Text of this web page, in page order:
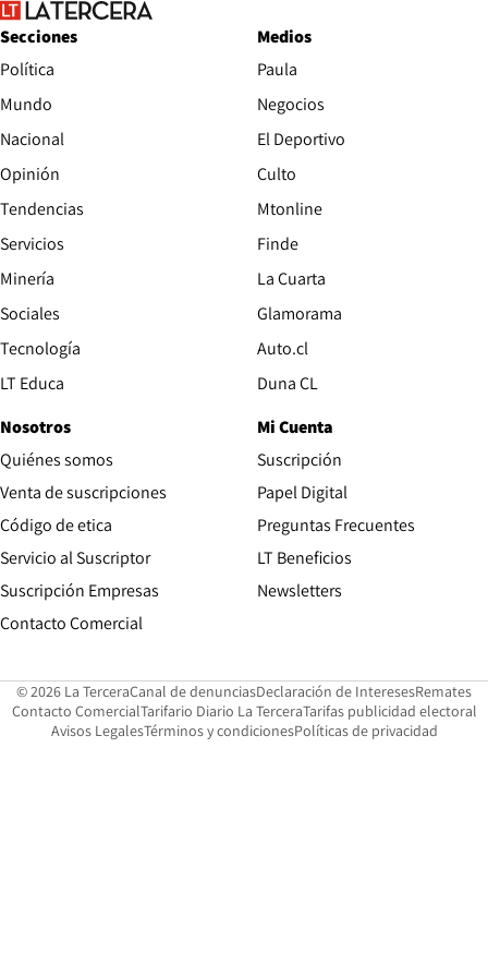
Secciones
Política
Mundo
Nacional
Opinión
Tendencias
Servicios
Minería
Sociales
Tecnología
LT Educa
Medios
Paula
Negocios
El Deportivo
Culto
Mtonline
Finde
La Cuarta
Glamorama
Auto.cl
Duna CL
Nosotros
Quiénes somos
Venta de suscripciones
Código de etica Opens in new window
Servicio al Suscriptor
Suscripción Empresas
Contacto Comercial
Mi Cuenta
Suscripción
Papel Digital
Preguntas Frecuentes
LT Beneficios
Newsletters
© 2026 La TerceraCanal de denunciasOpens in new window
Declaración de InteresesOpens in
Remates
Contacto ComercialOpens in new window
Tarifario Diario La TerceraOpens in new window
Tarifas publicidad electoral
Avisos LegalesOpens in new window
Términos y condicionesPolíticas de privacidad